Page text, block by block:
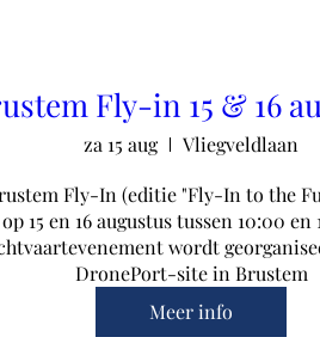
Fly-in 15 & 16
za 15 aug
Vliegveldlaan
Fly-In (editie "Fly-In to the
15 en 16 augustus tussen 10:00
wordt
DronePort-site in Brustem
Meer info